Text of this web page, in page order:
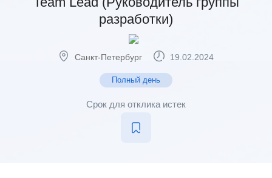
разработки)
Санкт-Петербург 19.02.2024
Полный день
Срок для отклика истек